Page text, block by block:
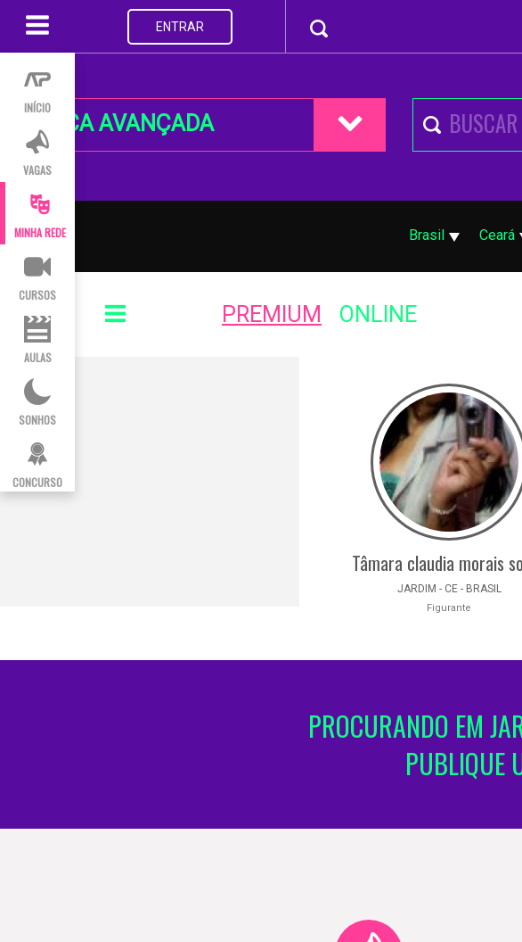
INÍCIO
VAGAS
MINHA REDE
CURSOS
AULAS
SONHOS
CONCURSO
ENTRAR
BUSCA AVANÇADA
Brasil Ceará
PREMIUM ONLINE
Tâmara claudia morais
JARDIM - CE - BRASIL
Figurante
PROCURANDO EM
PUBLIQUE